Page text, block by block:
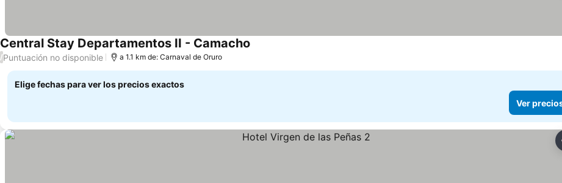
Central Stay Departamentos II - Camacho
/Puntuación no disponible a 1.1 km de: Carnaval de Oruro
Elige fechas para ver los precios exactos
Ver